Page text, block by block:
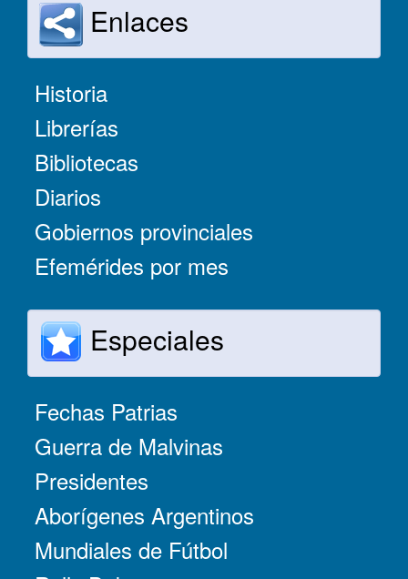
Enlaces
Historia
Librerías
Bibliotecas
Diarios
Gobiernos provinciales
Efemérides por mes
Especiales
Fechas Patrias
Guerra de Malvinas
Presidentes
Aborígenes Argentinos
Mundiales de Fútbol